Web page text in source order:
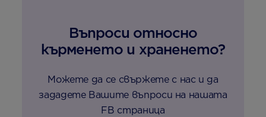
Въпроси относно
кърменето и храненето?
Можете да се свържете с нас и да
зададете Вашите въпроси на нашата
FB страница